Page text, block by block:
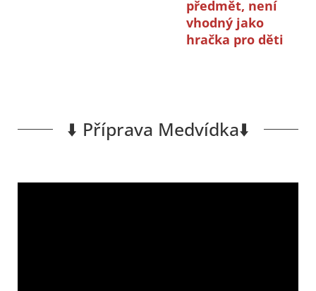
předmět, není
vhodný jako
hračka pro děti
⬇️ Příprava Medvídka⬇️